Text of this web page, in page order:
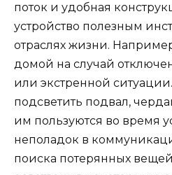
поток и удобная
устройство полезным
отраслях жизни.
домой на случай
или экстренной
подсветить подвал,
им пользуются во время
неполадок в
поиска потерянных